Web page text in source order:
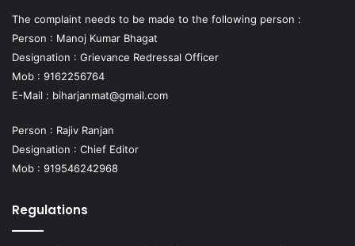
The complaint needs to be made to the following person :
Person : Manoj Kumar Bhagat
Designation : Grievance Redressal Officer
Mob : 9162256764
E-Mail : biharjanmat@gmail.com
Person : Rajiv Ranjan
Designation : Chief Editor
Mob : 919546242968
Regulations